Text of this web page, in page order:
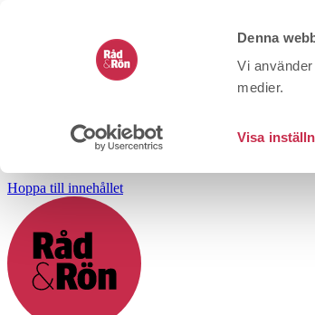
Denna
Vi
medier.
Visa
Hoppa till innehållet